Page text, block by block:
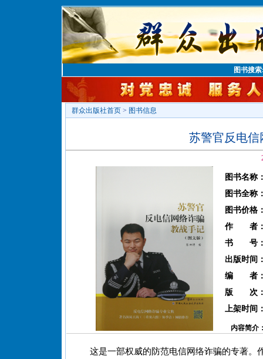
图书搜
群众出版社首页 > 图书信息
苏警官反电
图书名称
图书全称
图书价格
作 者
书 号
出版时间
编 者
版 次
上架时间
内容简介
这是一部权威的防范电信网络诈骗的专著。